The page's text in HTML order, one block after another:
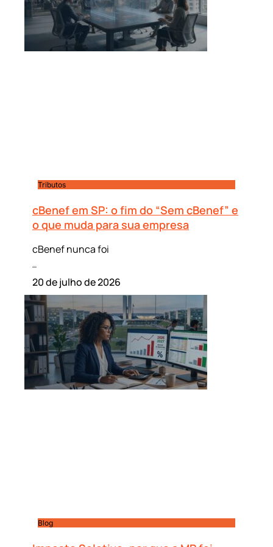
Tributos
cBenef em SP: o fim do “Sem cBenef” e
o que muda para sua empresa
cBenef nunca foi
20 de julho de 2026
Blog